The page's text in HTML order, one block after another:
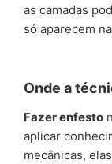
as camadas
só aparecem
Onde a
Fazer enfesto
aplicar
mecânicas,